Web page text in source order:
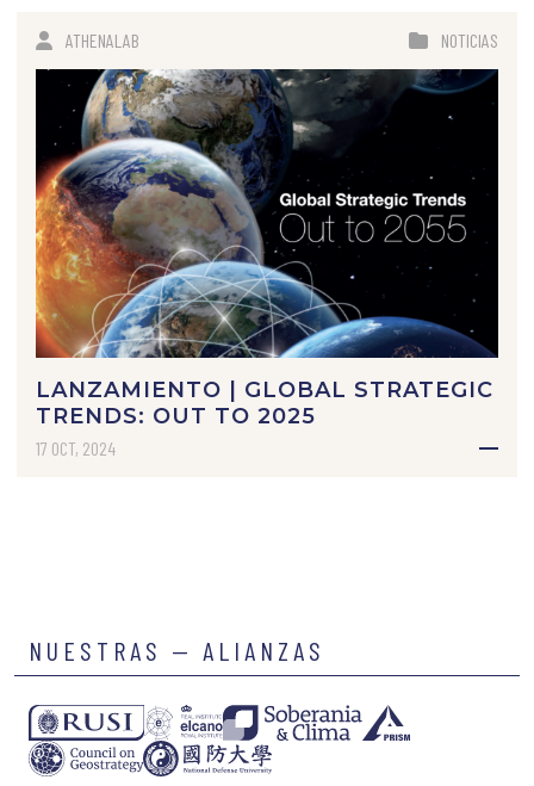
ATHENALAB NOTICIAS
LANZAMIENTO | GLOBAL STRATEGIC
TRENDS: OUT TO 2025
17 OCT, 2024
NUESTRAS — ALIANZAS